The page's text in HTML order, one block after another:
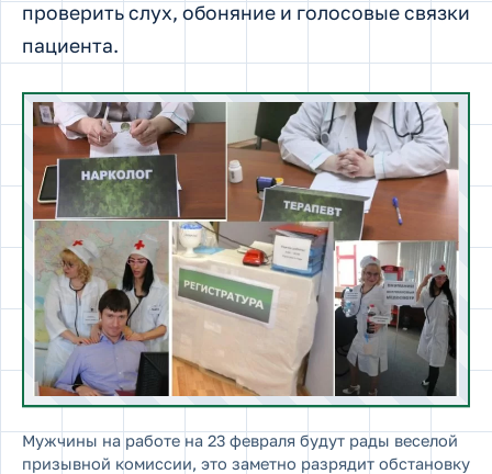
проверить слух, обоняние и голосовые связки
пациента.
Мужчины на работе на 23 февраля будут рады веселой
призывной комиссии, это заметно разрядит обстановку